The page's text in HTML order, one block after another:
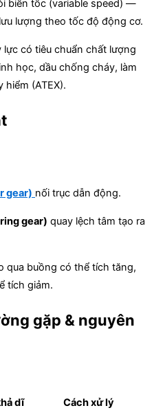
biến tốc (variable speed) —
lượng theo tốc độ động cơ.
có tiêu chuẩn chất lượng
học, dầu chống cháy, làm
(ATEX).
gear) nối trục dẫn động.
gear) quay lệch tâm tạo ra
qua buồng có thể tích tăng,
tích giảm.
gặp & nguyên
dĩ Cách xử lý